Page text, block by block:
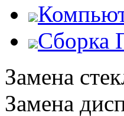
Сборка
Замена
Замена